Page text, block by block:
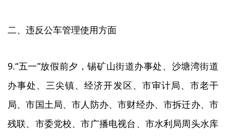
二、违反公车管理使用方面
9.“五一”放假前夕，锡矿山街道办事处、沙塘湾街道
办事处、三尖镇、经济开发区、市审计局、市老干
局、市国土局、市人防办、市财经办、市拆迁办、市
残联、市委党校、市广播电视台、市水利局周头水库